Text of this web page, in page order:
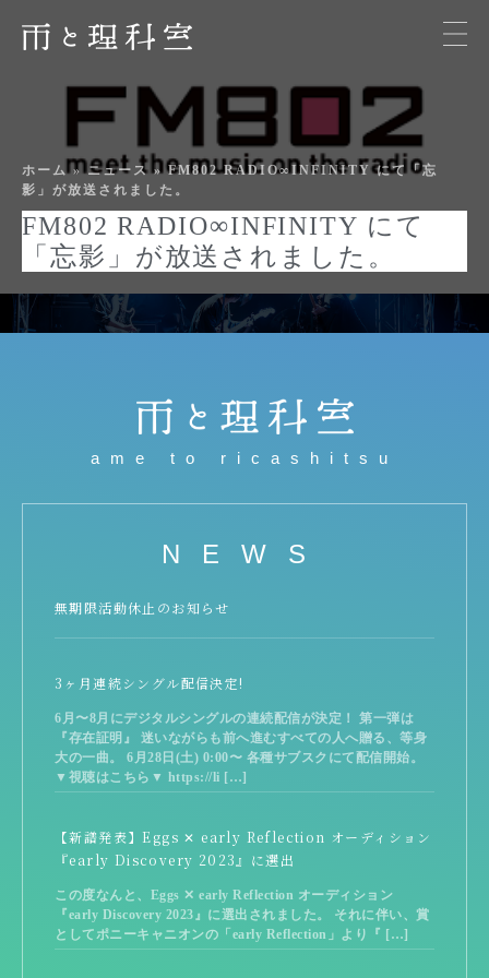
ホーム»ニュース»FM802 RADIO∞INFINITY にて「忘
影」が放送されました。
FM802 RADIO∞INFINITY にて
「忘影」が放送されました。
ame to ricashitsu
NEWS
無期限活動休止のお知らせ
3ヶ月連続シングル配信決定!
6月〜8月にデジタルシングルの連続配信が決定！ 第一弾は
『存在証明』 迷いながらも前へ進むすべての人へ贈る、等身
大の一曲。 6月28日(土) 0:00〜 各種サブスクにて配信開始。
▼視聴はこちら▼ https://li […]
【新譜発表】Eggs ✕ early Reflection オーディション
『early Discovery 2023』に選出
この度なんと、Eggs ✕ early Reflection オーディション
『early Discovery 2023』に選出されました。 それに伴い、賞
としてポニーキャニオンの「early Reflection」より『 […]